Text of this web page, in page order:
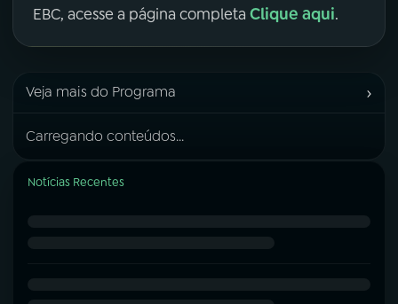
EBC, acesse a página completa Clique aqui.
Veja mais do Programa ›
Carregando conteúdos...
Notícias Recentes